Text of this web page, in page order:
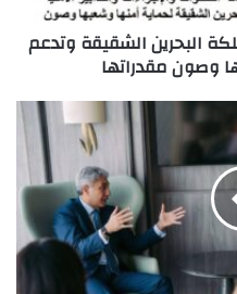
البحرين الشقيقة وتدعم
وصون مقدراتها